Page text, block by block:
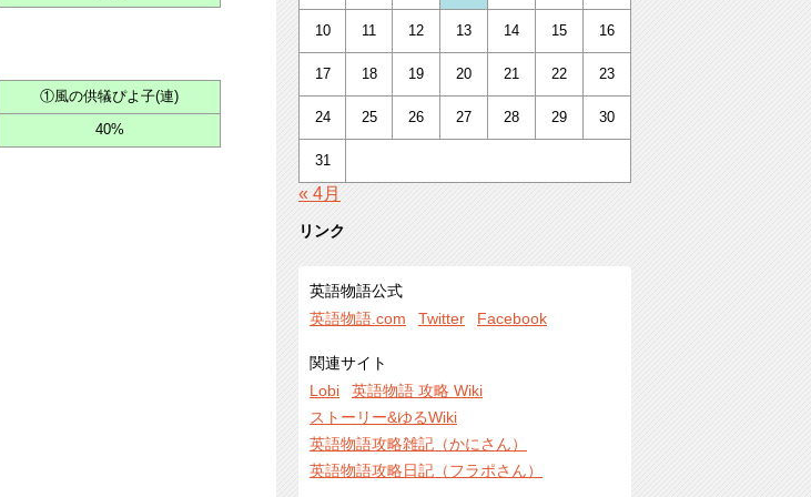
①風の供犠ぴよ子(連)
40%
10 11 12 13 14 15 16
17 18 19 20 21 22 23
24 25 26 27 28 29 30
31
« 4月
リンク
英語物語公式
英語物語.com
Twitter Facebook
関連サイト
Lobi
英語物語 攻略 Wiki
ストーリー&ゆるWiki
英語物語攻略雑記（かにさん）
英語物語攻略日記（フラポさん）